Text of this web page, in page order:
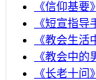
《信仰基要》
《短宣指导
《教会生活
《教会中的
《长老十问》